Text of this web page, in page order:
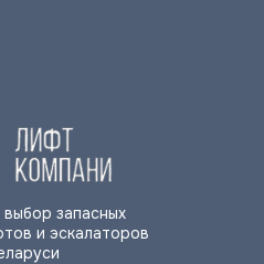
запасных
и эскалаторов